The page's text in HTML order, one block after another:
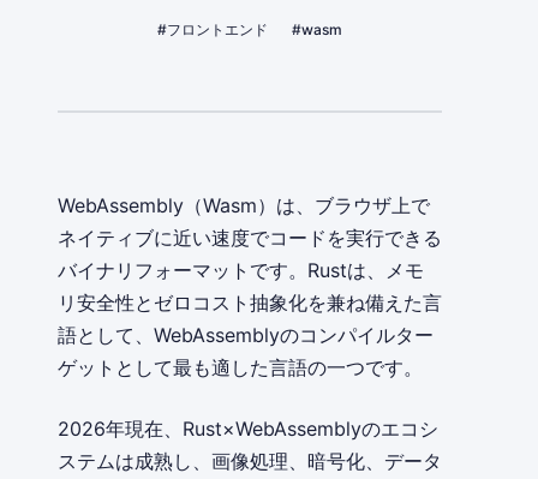
#フロントエンド #wasm
WebAssembly（Wasm）は、ブラウザ上で
ネイティブに近い速度でコードを実行できる
バイナリフォーマットです。Rustは、メモ
リ安全性とゼロコスト抽象化を兼ね備えた言
語として、WebAssemblyのコンパイルター
ゲットとして最も適した言語の一つです。
2026年現在、Rust×WebAssemblyのエコシ
ステムは成熟し、画像処理、暗号化、データ